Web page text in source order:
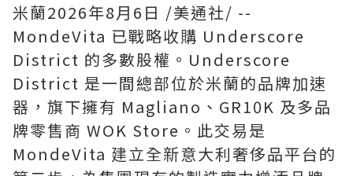
米蘭2026年8月6日 /美通社/ --
MondeVita 已戰略收購 Underscore
District 的多數股權。Underscore
District 是一間總部位於米蘭的品牌加速
器，旗下擁有 Magliano、GR10K 及多品
牌零售商 WOK Store。此交易是
MondeVita 建立全新意大利奢侈品平台的